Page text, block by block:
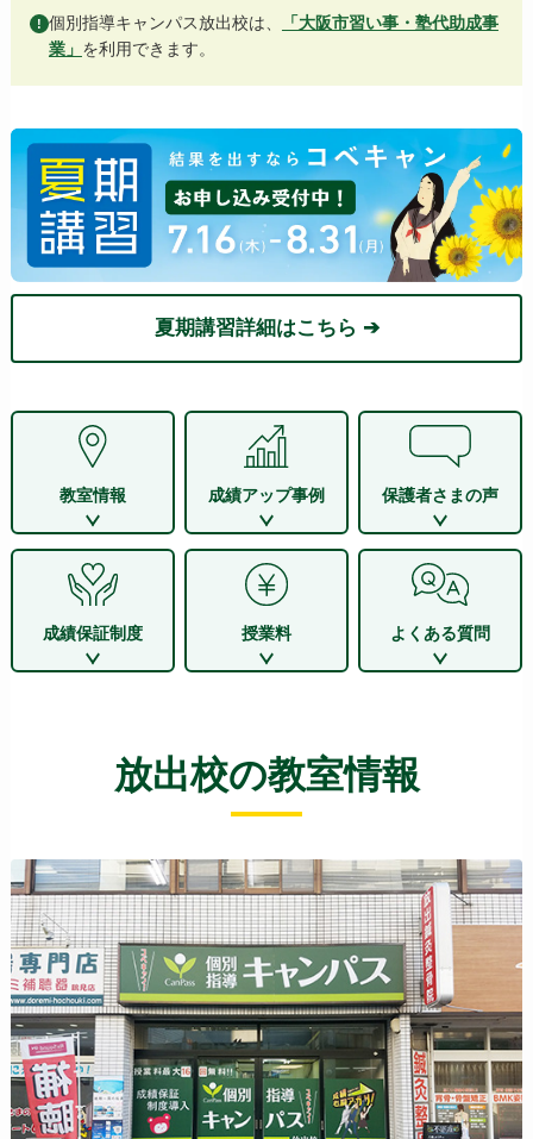
! 個別指導キャンパス放出校は、
「大阪市習い事・塾代助成事
業」 を利用できます。
夏期講習詳細はこちら ➔
教室情報 成績アップ事例 保護者さまの声
成績保証制度 授業料 よくある質問
放出校の教室情報